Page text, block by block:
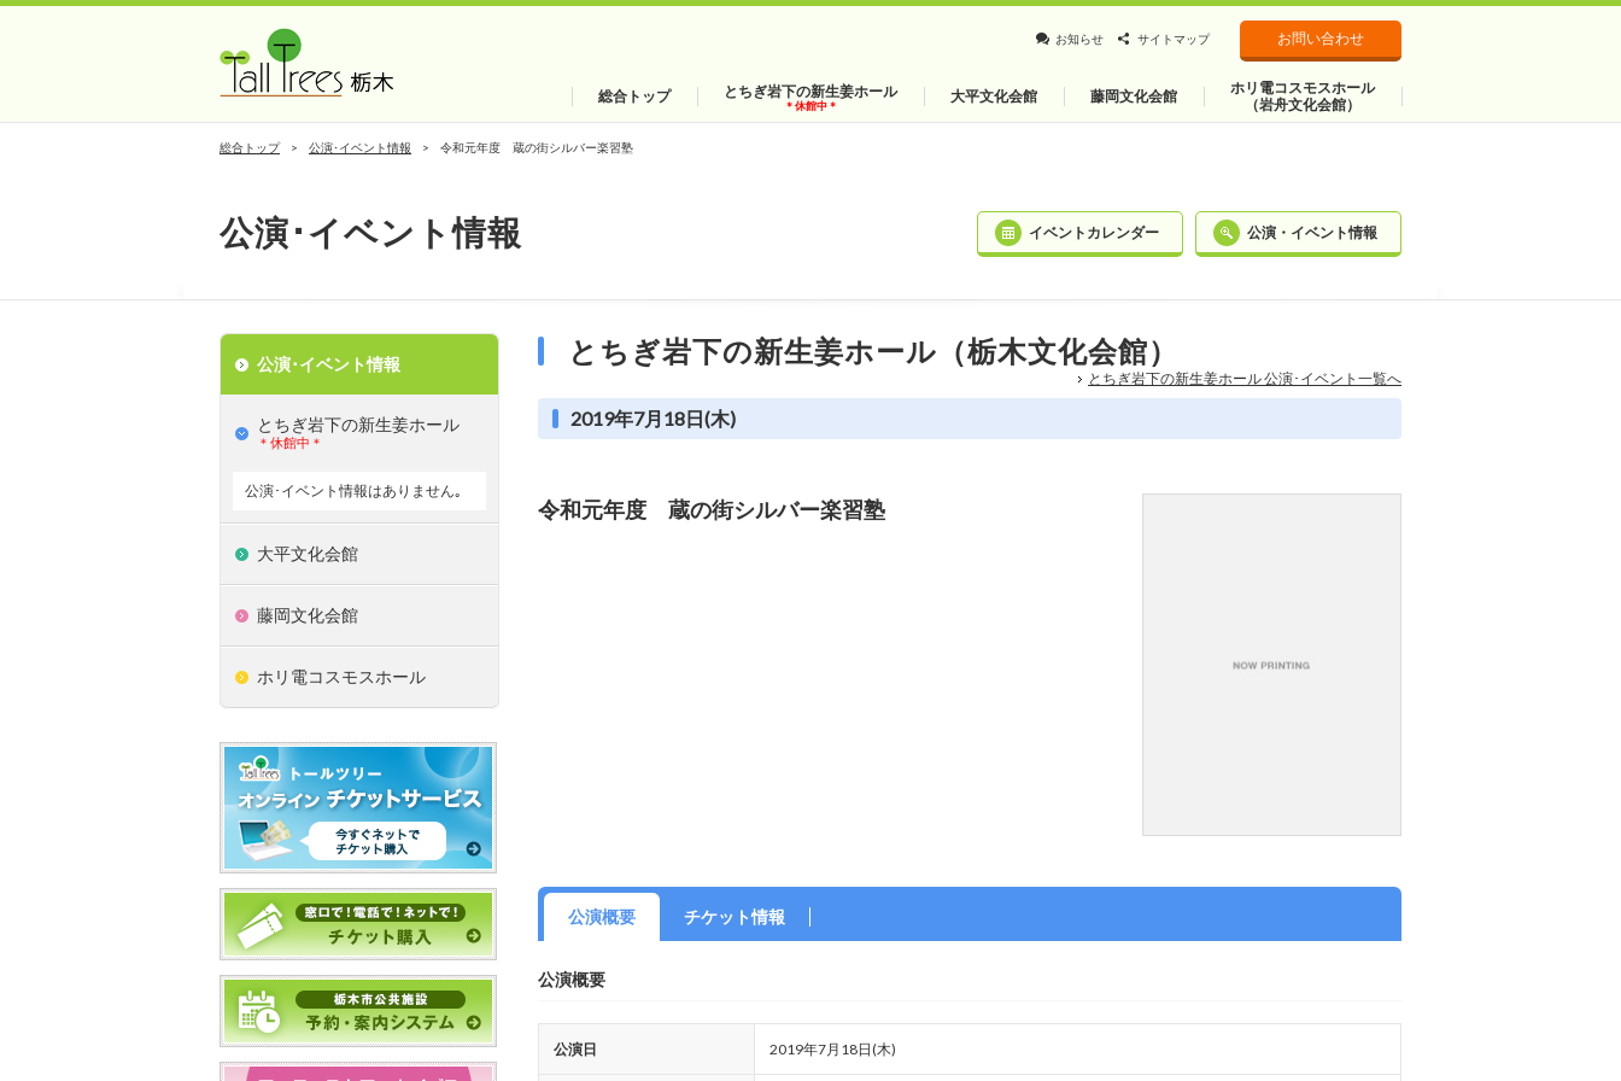
総合トップ とちぎ岩下の新生姜ホール
＊休館中＊ 大平文化会館 藤岡文化会館
ホリ電コスモスホール
（岩舟文化会館）
お知らせ サイトマップ お問い合わせ
総合トップ 公演･イベント情報 令和元年度 蔵の街シルバー楽習塾
公演･イベント情報 イベントカレンダー 公演・イベント情報
とちぎ岩下の新生姜ホール（栃木文化会館）
とちぎ岩下の新⽣姜ホール 公演･イベント一覧へ
2019年7月18日(木)
令和元年度 蔵の街シルバー楽習塾
公演概要 チケット情報
公演概要
公演日 2019年7月18日(木)
公演･イベント情報
とちぎ岩下の新⽣姜ホール
＊休館中＊
公演･イベント情報はありません｡
大平文化会館
藤岡文化会館
ホリ電コスモスホール